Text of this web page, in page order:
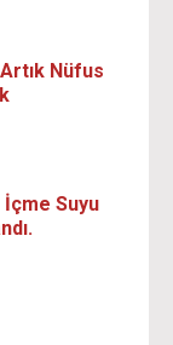
Nüfus
İçme Suyu